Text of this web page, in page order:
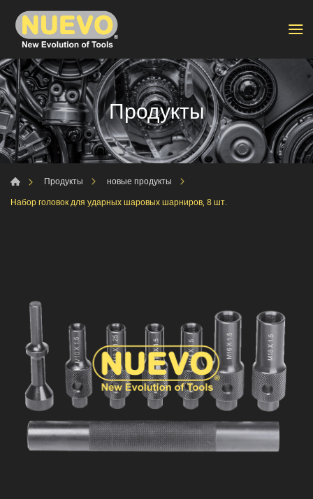
Продукты
Продукты
новые продукты
Набор головок для ударных шаровых шарниров, 8 шт.